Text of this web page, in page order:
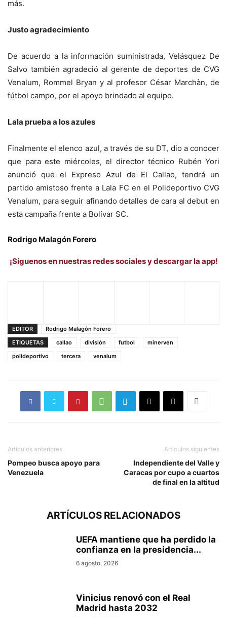
más.
Justo agradecimiento
De acuerdo a la información suministrada, Velásquez De
Salvo también agradeció al gerente de deportes de CVG
Venalum, Rommel Bryan y al profesor César Marchàn, de
fútbol campo, por el apoyo brindado al equipo.
Lala prueba a los azules
Finalmente el elenco azul, a través de su DT, dio a conocer
que para este miércoles, el director técnico Rubén Yori
anunció que el Expreso Azul de El Callao, tendrá un
partido amistoso frente a Lala FC en el Polideportivo CVG
Venalum, para seguir afinando detalles de cara al debut en
esta campaña frente a Bolívar SC.
Rodrigo Malagón Forero
¡Síguenos en nuestras redes sociales y descargar la app!
EDITOR
Rodrigo Malagón Forero
ETIQUETAS
callao divisiòn futbol
minerven
polideportivo
tercera venalum
Artículos anteriores
Pompeo busca apoyo para
Venezuela
Artículos siguientes
Independiente del Valle y
Caracas por cupo a cuartos
de final en la altitud
ARTÍCULOS RELACIONADOS
UEFA mantiene que ha perdido la
confianza en la presidencia...
6 agosto, 2026
Vinicius renovó con el Real
Madrid hasta 2032